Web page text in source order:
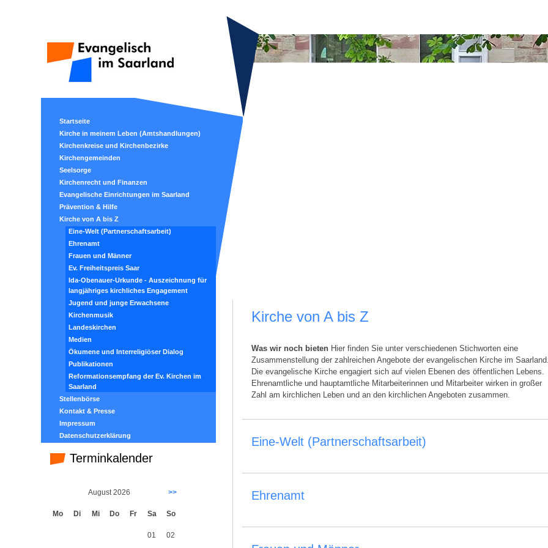
Startseite
Kirche in meinem Leben (Amtshandlungen)
Kirchenkreise und Kirchenbezirke
Kirchengemeinden
Seelsorge
Kirchenrecht und Finanzen
Evangelische Einrichtungen im Saarland
Prävention & Hilfe
Kirche von A bis Z
Eine-Welt (Partnerschaftsarbeit)
Ehrenamt
Frauen und Männer
Ev. Freiheitspreis Saar
Ida-Obenauer-Urkunde - Auszeichnung für
langjähriges kirchliches Engagement
Jugend und junge Erwachsene
Kirchenmusik
Landeskirchen
Medien
Ökumene und Interreligiöser Dialog
Publikationen
Reformationsempfang der Ev. Kirchen im
Saarland
Stellenbörse
Kontakt & Presse
Impressum
Datenschutzerklärung
Terminkalender
August 2026 >>
Mo Di Mi Do Fr Sa So
01 02
Kirche von A bis Z
Was wir noch bieten Hier finden Sie unter verschiedenen Stichworten eine
Zusammenstellung der zahlreichen Angebote der evangelischen Kirche im
Die evangelische Kirche engagiert sich auf vielen Ebenen des öffentlichen Lebens.
Ehrenamtliche und hauptamtliche Mitarbeiterinnen und Mitarbeiter wirken in großer
Zahl am kirchlichen Leben und an den kirchlichen Angeboten zusammen.
Eine-Welt (Partnerschaftsarbeit)
Ehrenamt